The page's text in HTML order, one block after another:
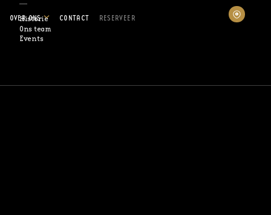
OVER ONS
Historie
Ons team
Events
CONTACT RESERVEER